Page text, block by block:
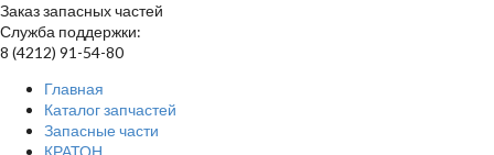
Заказ запасных частей
Служба поддержки:
8 (4212) 91-54-80
Главная
Каталог запчастей
Запасные части
КРАТОН